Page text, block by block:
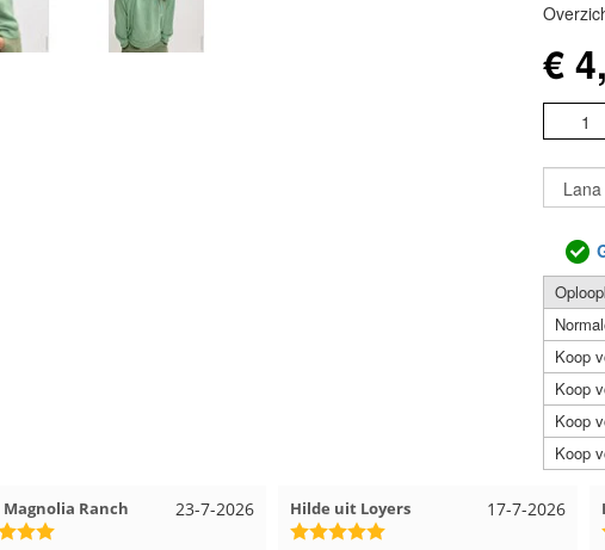
€
Koop
Koop
Koop
Koop
23-7-2026
Magnolia Ranch 17-7-2026
Hilde uit Loyers